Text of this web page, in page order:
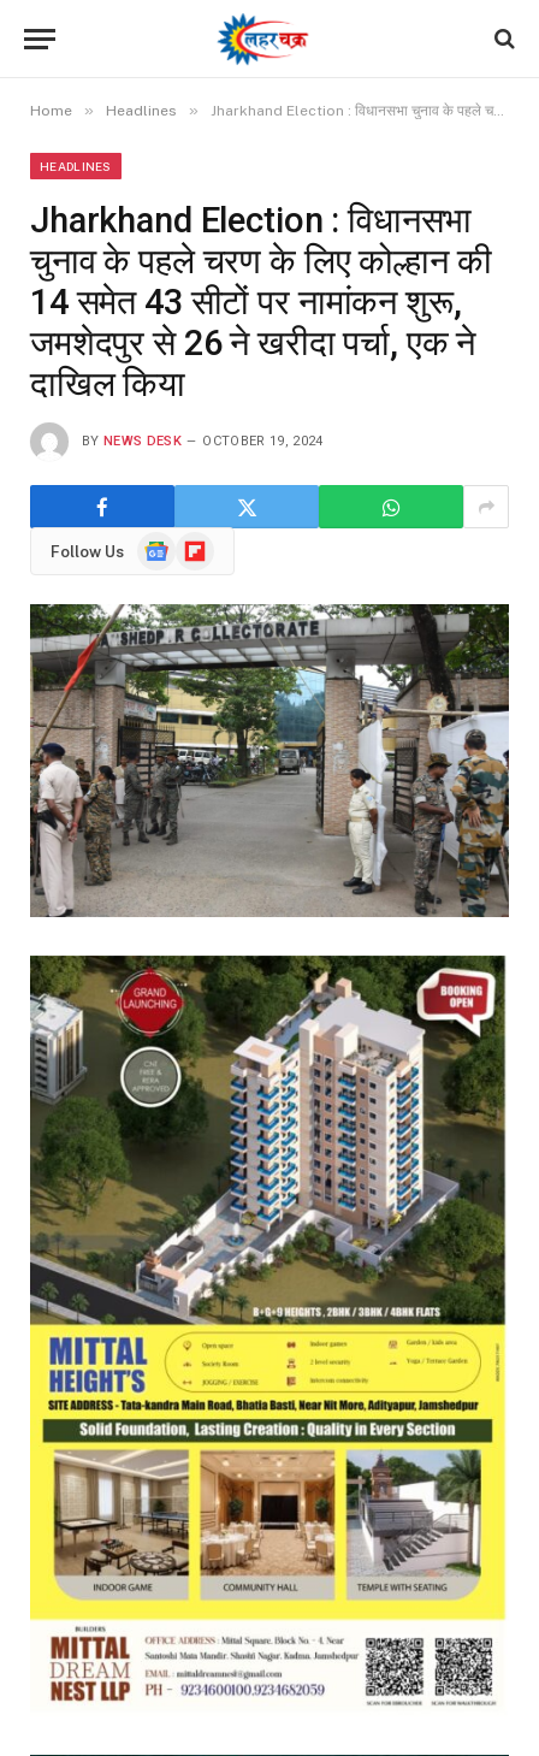
Home » Headlines » Jharkhand Election : विधानसभा चुनाव के पहले चरण के लिए कोल्हान की 14 समेत 43 सीटों पर नामांकन शुरू, जमशेदपुर से 26 ने खरीदा पर्चा, एक ने दाखिल किया
HEADLINES
Jharkhand Election : विधानसभा
चुनाव के पहले चरण के लिए कोल्हान की
14 समेत 43 सीटों पर नामांकन शुरू,
जमशेदपुर से 26 ने खरीदा पर्चा, एक ने
दाखिल किया
BY NEWS DESK OCTOBER 19, 2024
Follow Us
GoogleFlipboard